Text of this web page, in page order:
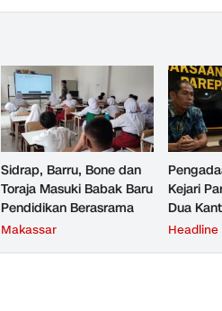
Sidrap, Barru, Bone dan
Toraja Masuki Babak Baru
Pendidikan Berasrama
Makassar
Kejari
Dua
Satu
Headline